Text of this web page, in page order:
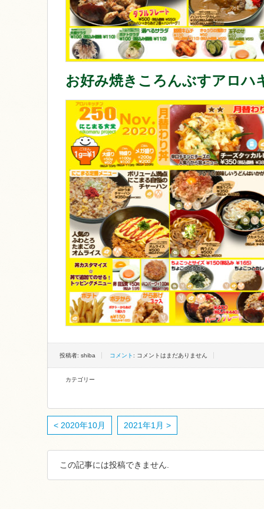
お好み焼きころんぶすアロハ
投稿者: shiba コメント : コメントはまだありません
カテゴリー
< 2020年10月 2021年1月 >
この記事には投稿できません.